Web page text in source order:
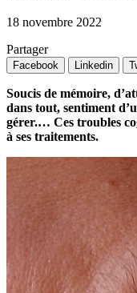
18 novembre 2022
Partager
Facebook Linkedin
Soucis de mémoire,
dans tout, sentiment
gérer.… Ces troubles
à ses traitements.